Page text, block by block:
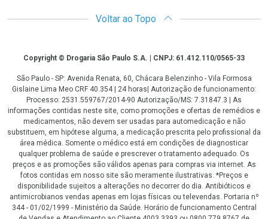
Voltar ao Topo
CopyrightCopyright © Drogaria São Paulo S.A. | CNPJ: 61.412.110/0565-33
São Paulo - SP: Avenida Renata, 60, Chácara Belenzinho - Vila Formosa
Gislaine Lima Meo CRF 40.354 | 24 horas| Autorização de funcionamento:
Processo: 2531.559767/2014-90 Autorização/MS: 7.31847.3 | As
informações contidas neste site, como promoções e ofertas de remédios e
medicamentos, não devem ser usadas para automedicação e não
substituem, em hipótese alguma, a medicação prescrita pelo profissional da
área médica. Somente o médico está em condições de diagnosticar
qualquer problema de saúde e prescrever o tratamento adequado. Os
preços e as promoções são válidos apenas para compras via internet. As
fotos contidas em nosso site são meramente ilustrativas. *Preços e
disponibilidade sujeitos a alterações no decorrer do dia. Antibióticos e
antimicrobianos vendas apenas em lojas físicas ou televendas. Portaria nº
344 - 01/02/1999 - Ministério da Saúde. Horário de funcionamento Central